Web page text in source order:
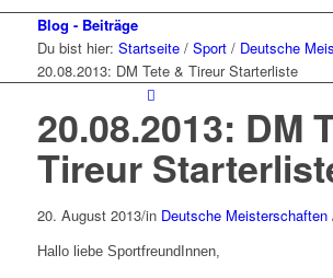
Blog - Beiträge
Du bist hier: Startseite / Sport / Deutsche
20.08.2013: DM Tete & Tireur Starterliste
20.08.2013: DM
Tireur
20. August 2013/in Deutsche Meisterschaften
Hallo liebe SportfreundInnen,